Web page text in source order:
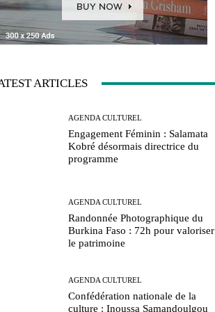
ARTICLES
AGENDA CULTUREL
Engagement Féminin : Salamata
Kobré désormais directrice du
programme
AGENDA CULTUREL
Randonnée Photographique du
Burkina Faso : 72h pour valoriser
le patrimoine
AGENDA CULTUREL
Confédération nationale de la
culture : Inoussa Samandoulgou